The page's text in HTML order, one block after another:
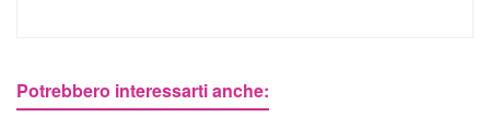
Potrebbero interessarti anche: